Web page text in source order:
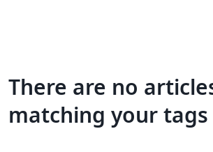
There are no
matching your tags